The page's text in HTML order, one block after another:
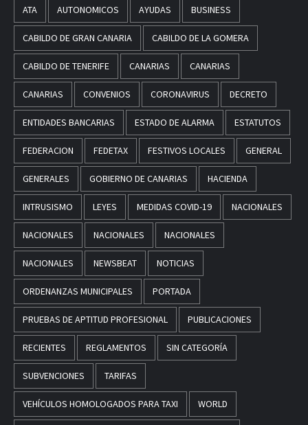
ATA AUTONOMICOS AYUDAS BUSINESS
CABILDO DE GRAN CANARIA CABILDO DE LA GOMERA
CABILDO DE TENERIFE CANARIAS CANARIAS
CANARIAS CONVENIOS CORONAVIRUS DECRETO
ENTIDADES BANCARIAS ESTADO DE ALARMA ESTATUTOS
FEDERACION FEDETAX FESTIVOS LOCALES GENERAL
GENERALES GOBIERNO DE CANARIAS HACIENDA
INTRUSISMO LEYES MEDIDAS COVID-19 NACIONALES
NACIONALES NACIONALES NACIONALES
NACIONALES NEWSBEAT NOTICIAS
ORDENANZAS MUNICIPALES PORTADA
PRUEBAS DE APTITUD PROFESIONAL PUBLICACIONES
RECIENTES REGLAMENTOS SIN CATEGORÍA
SUBVENCIONES TARIFAS
VEHÍCULOS HOMOLOGADOS PARA TAXI WORLD